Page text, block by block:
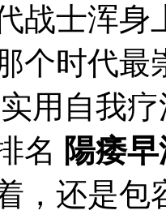
战士浑身
个时代
用自我
名 陽痿
，还是包